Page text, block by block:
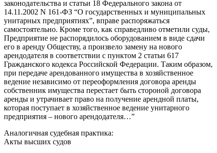
законодательства и статьи 18 Федерального закона от
14.11.2002 N 161-ФЗ “О государственных и муниципальных
унитарных предприятиях”, вправе распоряжаться
самостоятельно. Кроме того, как справедливо отметили суды,
Предприятие не распорядилось оборудованием в виде сдачи
его в аренду Обществу, а произвело замену на нового
арендодателя в соответствии с пунктом 2 статьи 617
Гражданского кодекса Российской Федерации. Таким образом,
при передаче арендованного имущества в хозяйственное
ведение независимо от переоформления договора аренды
собственник имущества перестает быть стороной договора
аренды и утрачивает право на получение арендной платы,
которая поступает в хозяйственное ведение унитарного
предприятия – нового арендодателя…”
Аналогичная судебная практика:
Акты высших судов